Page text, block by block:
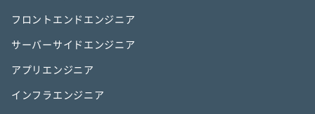
フロントエンドエンジニア
サーバーサイドエンジニア
アプリエンジニア
インフラエンジニア